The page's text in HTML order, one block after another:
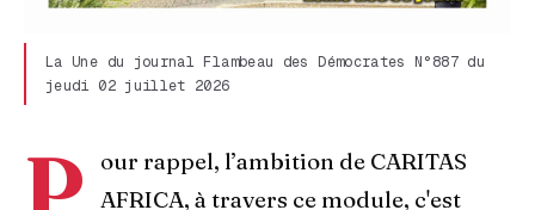
La Une du journal Flambeau des Démocrates N°887 du
jeudi 02 juillet 2026
P
our rappel, l’ambition de CARITAS
AFRICA, à travers ce module, c'est